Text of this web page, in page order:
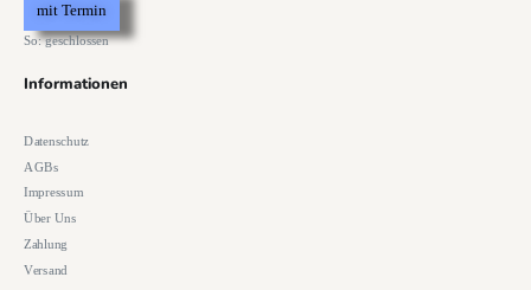
mit Termin
So: geschlossen
Informationen
Datenschutz
AGBs
Impressum
Über Uns
Zahlung
Versand